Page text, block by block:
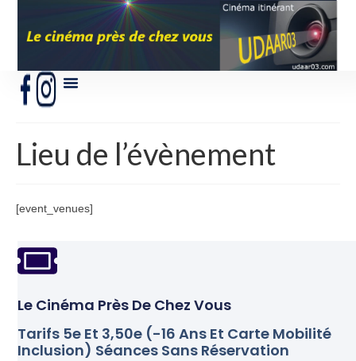
Lieu de l’évènement
[event_venues]
Le Cinéma Près De Chez Vous
Tarifs 5e Et 3,50e (-16 Ans Et Carte Mobilité
Inclusion) Séances Sans Réservation